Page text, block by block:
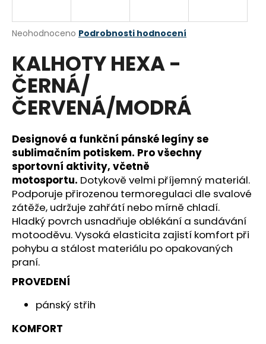
Průměrné
produktu
je
0,0
z
5
hvězdiček.
Neohodnoceno Podrobnosti hodnocení
KALHOTY HEXA -
ČERNÁ/
ČERVENÁ/MODRÁ
Designové a funkční pánské legíny se
sublimačním potiskem. Pro všechny
sportovní aktivity, včetně
motosportu. Dotykově velmi příjemný materiál.
Podporuje přirozenou termoregulaci dle svalové
zátěže, udržuje zahřátí nebo mírně chladí.
Hladký povrch usnadňuje oblékání a sundávání
motooděvu. Vysoká elasticita zajistí komfort při
pohybu a stálost materiálu po opakovaných
praní.
PROVEDENÍ
pánský střih
KOMFORT
j
t
?
HLEDAT
D
o
p
o
r
u
č
u
e